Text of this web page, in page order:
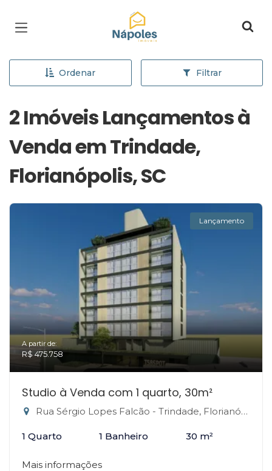
Página inicial
Ordenar Filtrar
2 Imóveis Lançamentos à
Venda em Trindade,
Florianópolis, SC
Lançamento
A partir de:
R$ 475.758
Studio à Venda com 1 quarto, 30m²
Rua Sérgio Lopes Falcão - Trindade, Florianópolis-SC
1 Quarto 1 Banheiro 30 m²
Mais informações